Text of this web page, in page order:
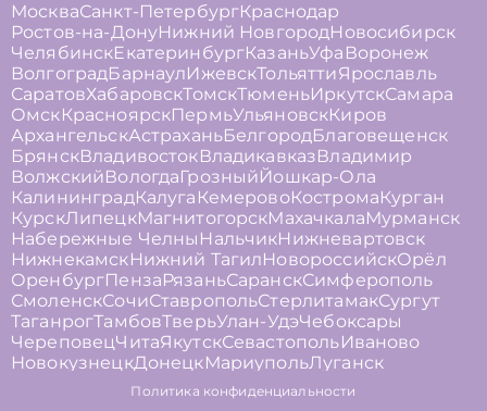
МоскваСанкт-ПетербургКраснодар
Ростов-на-ДонуНижний НовгородНовосибирск
ЧелябинскЕкатеринбургКазаньУфа Воронеж
ВолгоградБарнаулИжевскТольяттиЯрославль
СаратовХабаровскТомскТюменьИркутскСамара
ОмскКрасноярскПермьУльяновскКиров
АрхангельскАстраханьБелгородБлаговещенск
БрянскВладивостокВладикавказВладимир
ВолжскийВологдаГрозныйЙошкар-Ола
КалининградКалуга КемеровоКостромаКурган
КурскЛипецкМагнитогорскМахачкалаМурманск
Набережные Челны НальчикНижневартовск
НижнекамскНижний ТагилНовороссийскОрёл
ОренбургПензаРязаньСаранскСимферополь
СмоленскСочиСтавропольСтерлитамакСургут
ТаганрогТамбовТверьУлан-УдэЧебоксары
ЧереповецЧитаЯкутскСевастопольИваново
НовокузнецкДонецкМариупольЛуганск
Политика конфиденциальности